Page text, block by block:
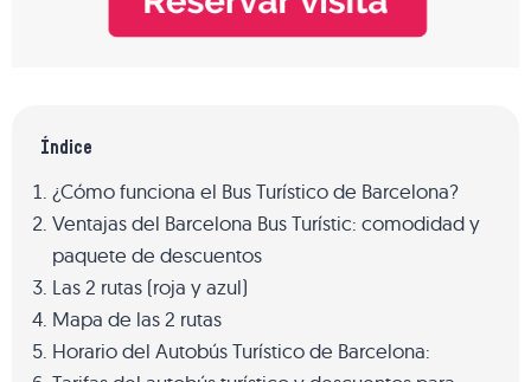
Índice
¿Cómo funciona el Bus Turístico de Barcelona?
Ventajas del Barcelona Bus Turístic: comodidad y
paquete de descuentos
Las 2 rutas (roja y azul)
Mapa de las 2 rutas
Horario del Autobús Turístico de Barcelona: